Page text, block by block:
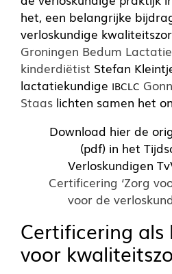
het, een belangrijke
verloskundige
Groningen Bedum
kinderdiëtist Stefan
lactatiekundige IBCLC
Staas lichten samen het
Download hier de
(pdf) in het
Verloskundigen
Certificering ‘Zorg
voor de
Certificering als
voor